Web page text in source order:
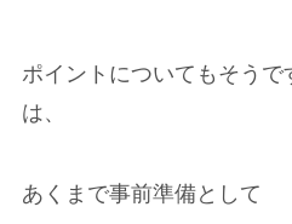
ポイントについてもそうで
は、
あくまで事前準備として